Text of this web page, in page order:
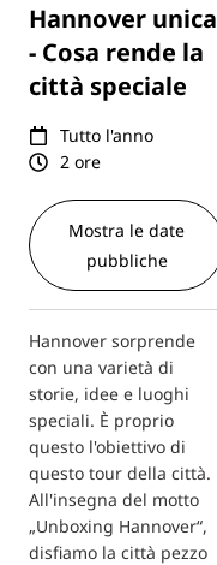
Hannover unica
- Cosa rende la
città speciale
Tutto l'anno
2 ore
Mostra le date
pubbliche
Hannover sorprende
con una varietà di
storie, idee e luoghi
speciali. È proprio
questo l'obiettivo di
questo tour della città.
All'insegna del motto
„Unboxing Hannover“,
disfiamo la città pezzo